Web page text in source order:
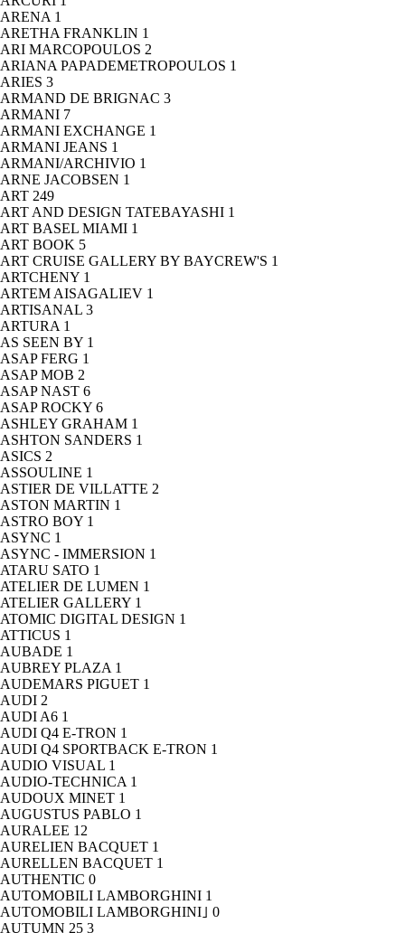
ARENA 1
ARETHA FRANKLIN 1
ARI MARCOPOULOS 2
ARIANA PAPADEMETROPOULOS 1
ARIES 3
ARMAND DE BRIGNAC 3
ARMANI 7
ARMANI EXCHANGE 1
ARMANI JEANS 1
ARMANI/ARCHIVIO 1
ARNE JACOBSEN 1
ART 249
ART AND DESIGN TATEBAYASHI 1
ART BASEL MIAMI 1
ART BOOK 5
ART CRUISE GALLERY BY BAYCREW'S 1
ARTCHENY 1
ARTEM AISAGALIEV 1
ARTISANAL 3
ARTURA 1
AS SEEN BY 1
ASAP FERG 1
ASAP MOB 2
ASAP NAST 6
ASAP ROCKY 6
ASHLEY GRAHAM 1
ASHTON SANDERS 1
ASICS 2
ASSOULINE 1
ASTIER DE VILLATTE 2
ASTON MARTIN 1
ASTRO BOY 1
ASYNC 1
ASYNC - IMMERSION 1
ATARU SATO 1
ATELIER DE LUMEN 1
ATELIER GALLERY 1
ATOMIC DIGITAL DESIGN 1
ATTICUS 1
AUBADE 1
AUBREY PLAZA 1
AUDEMARS PIGUET 1
AUDI 2
AUDI A6 1
AUDI Q4 E-TRON 1
AUDI Q4 SPORTBACK E-TRON 1
AUDIO VISUAL 1
AUDIO-TECHNICA 1
AUDOUX MINET 1
AUGUSTUS PABLO 1
AURALEE 12
AURELIEN BACQUET 1
AURELLEN BACQUET 1
AUTHENTIC 0
AUTOMOBILI LAMBORGHINI 1
AUTOMOBILI LAMBORGHINI｣ 0
AUTUMN 25 3